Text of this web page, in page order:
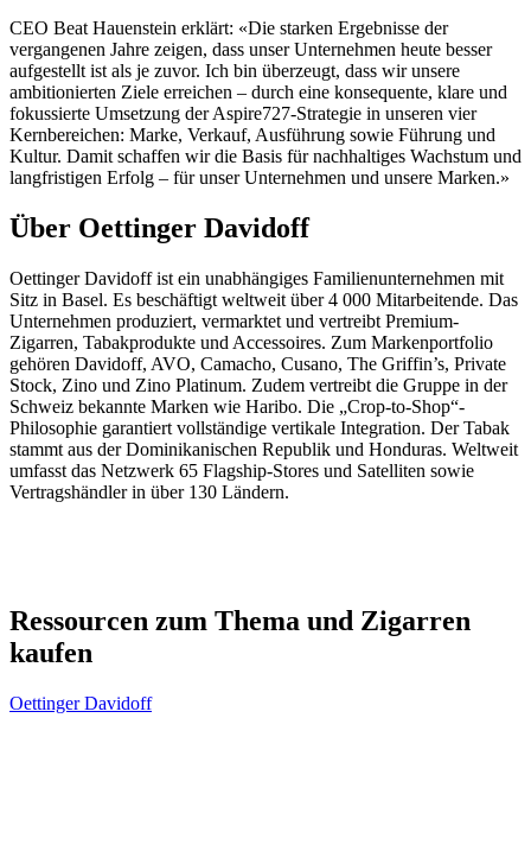
CEO Beat Hauenstein erklärt: «Die starken Ergebnisse der
vergangenen Jahre zeigen, dass unser Unternehmen heute besser
aufgestellt ist als je zuvor. Ich bin überzeugt, dass wir unsere
ambitionierten Ziele erreichen – durch eine konsequente, klare und
fokussierte Umsetzung der Aspire727-Strategie in unseren vier
Kernbereichen: Marke, Verkauf, Ausführung sowie Führung und
Kultur. Damit schaffen wir die Basis für nachhaltiges Wachstum und
langfristigen Erfolg – für unser Unternehmen und unsere Marken.»
Über Oettinger Davidoff
Oettinger Davidoff ist ein unabhängiges Familienunternehmen mit
Sitz in Basel. Es beschäftigt weltweit über 4 000 Mitarbeitende. Das
Unternehmen produziert, vermarktet und vertreibt Premium-
Zigarren, Tabakprodukte und Accessoires. Zum Markenportfolio
gehören Davidoff, AVO, Camacho, Cusano, The Griffin’s, Private
Stock, Zino und Zino Platinum. Zudem vertreibt die Gruppe in der
Schweiz bekannte Marken wie Haribo. Die „Crop-to-Shop“-
Philosophie garantiert vollständige vertikale Integration. Der Tabak
stammt aus der Dominikanischen Republik und Honduras. Weltweit
umfasst das Netzwerk 65 Flagship-Stores und Satelliten sowie
Vertragshändler in über 130 Ländern.
Ressourcen zum Thema und Zigarren
kaufen
Oettinger Davidoff